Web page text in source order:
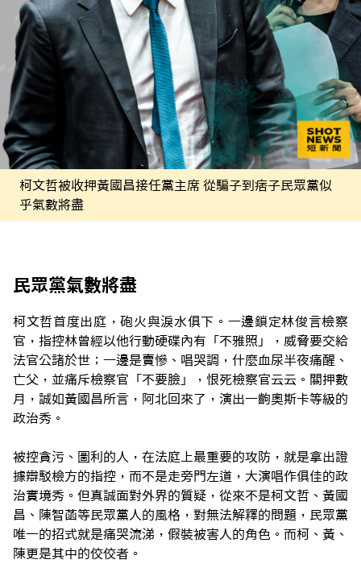
柯文哲被收押黃國昌接任黨主席 從騙子到痞子民眾黨似
乎氣數將盡
民眾黨氣數將盡
柯文哲首度出庭，砲火與淚水俱下。一邊鎖定林俊言檢察
官，指控林曾經以他行動硬碟內有「不雅照」，威脅要交給
法官公諸於世；一邊是賣慘、唱哭調，什麼血尿半夜痛醒、
亡父，並痛斥檢察官「不要臉」，恨死檢察官云云。關押數
月，誠如黃國昌所言，阿北回來了，演出一齣奧斯卡等級的
政治秀。
被控貪污、圖利的人，在法庭上最重要的攻防，就是拿出證
據辯駁檢方的指控，而不是走旁門左道，大演唱作俱佳的政
治實境秀。但真誠面對外界的質疑，從來不是柯文哲、黃國
昌、陳智菡等民眾黨人的風格，對無法解釋的問題，民眾黨
唯一的招式就是痛哭流涕，假裝被害人的角色。而柯、黃、
陳更是其中的佼佼者。